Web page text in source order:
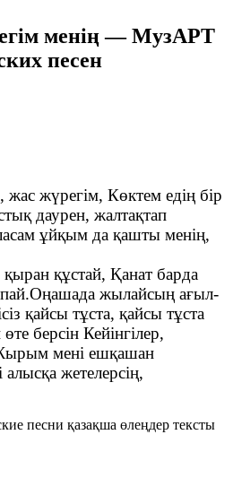
менің — МузАРТ
песен
жас жүрегім, Көктем едің бір
даурен, жалтақтап
ұйқым да қашты менің,
құстай, Қанат барда
Оңашада жылайсың ағыл-
қайсы тұста, қайсы тұста
берсін Кейінгілер,
мені ешқашан
жетелерсің,
песни қазақша өлеңдер тексты